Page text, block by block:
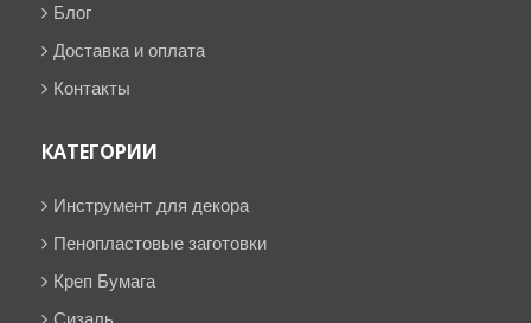
Блог
Доставка и оплата
Контакты
КАТЕГОРИИ
Инструмент для декора
Пенопластовые заготовки
Креп Бумага
Сизаль